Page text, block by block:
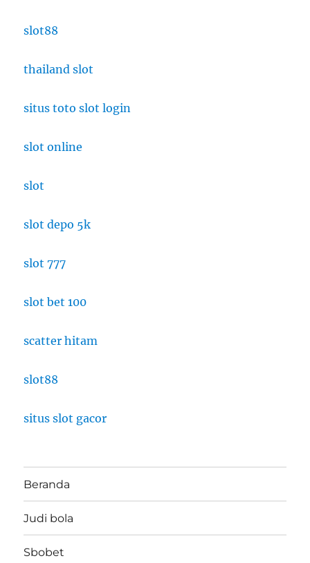
slot88
thailand slot
situs toto slot login
slot online
slot
slot depo 5k
slot 777
slot bet 100
scatter hitam
slot88
situs slot gacor
Beranda
Judi bola
Sbobet